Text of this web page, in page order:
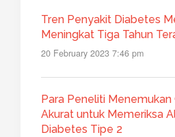
Tren Penyakit Diabetes
Meningkat Tiga Tahun
20 February 2023 7:46 pm
Para Peneliti
Akurat untuk Memeriksa
Diabetes Tipe 2